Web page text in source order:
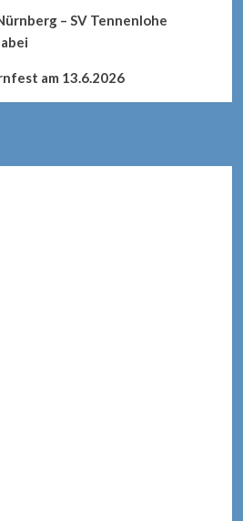
– SV Tennenlohe
am 13.6.2026